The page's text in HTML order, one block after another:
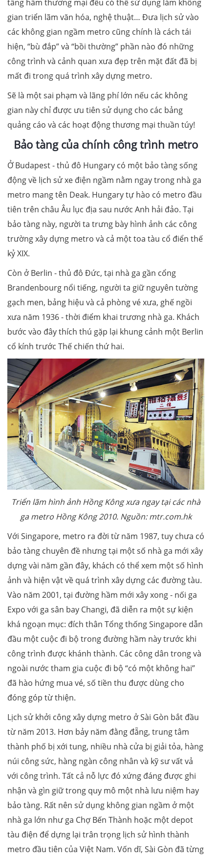
tầng hầm thương mại đều có thể sử dụng làm không
gian triển lãm văn hóa, nghệ thuật… Đưa lịch sử vào
các không gian ngầm metro cũng chính là cách tái
hiện, “bù đắp” và “bồi thường” phần nào đó những
công trình và cảnh quan xưa đẹp trên mặt đất đã bị
mất đi trong quá trình xây dựng metro.
Sẽ là một sai phạm và lãng phí lớn nếu các không
gian này chỉ được ưu tiên sử dụng cho các bảng
quảng cáo và các hoạt động thương mại thuần túy!
Bảo tàng của chính công trình metro
Ở Budapest - thủ đô Hungary có một bảo tàng sống
động về lịch sử xe điện ngầm nằm ngay trong nhà ga
metro mang tên Deak. Hungary tự hào có metro đầu
tiên trên châu Âu lục địa sau nước Anh hải đảo. Tại
bảo tàng này, người ta trưng bày hình ảnh các công
trường xây dựng metro và cả một toa tàu cổ điển thế
kỷ XIX.
Còn ở Berlin - thủ đô Đức, tại nhà ga gần cổng
Brandenbourg nổi tiếng, người ta giữ nguyên tường
gạch men, bảng hiệu và cả phòng vé xưa, ghế ngồi
xưa năm 1936 - thời điểm khai trương nhà ga. Khách
bước vào đây thích thú gặp lại khung cảnh một Berlin
cổ kính trước Thế chiến thứ hai.
Triển lãm hình ảnh Hồng Kông xưa ngay tại các nhà
ga metro Hồng Kông 2010. Nguồn: mtr.com.hk
Với Singapore, metro ra đời từ năm 1987, tuy chưa có
bảo tàng chuyên đề nhưng tại một số nhà ga mới xây
dựng vài năm gần đây, khách có thể xem một số hình
ảnh và hiện vật về quá trình xây dựng các đường tàu.
Vào năm 2001, tại đường hầm mới xây xong - nối ga
Expo với ga sân bay Changi, đã diễn ra một sự kiện
khá ngoạn mục: đích thân Tổng thống Singapore dẫn
đầu một cuộc đi bộ trong đường hầm này trước khi
công trình được khánh thành. Các công dân trong và
ngoài nước tham gia cuộc đi bộ “có một không hai”
đã hào hứng mua vé, số tiền thu được dùng cho
đóng góp từ thiện.
Lịch sử khởi công xây dựng metro ở Sài Gòn bắt đầu
từ năm 2013. Hơn bảy năm đằng đẵng, trung tâm
thành phố bị xới tung, nhiều nhà cửa bị giải tỏa, hàng
núi công sức, hàng ngàn công nhân và kỹ sư vất vả
với công trình. Tất cả nỗ lực đó xứng đáng được ghi
nhận và gìn giữ trong quy mô một nhà lưu niệm hay
bảo tàng. Rất nên sử dụng không gian ngầm ở một
nhà ga lớn như ga Chợ Bến Thành hoặc một depot
tàu điện để dựng lại trân trọng lịch sử hình thành
metro đầu tiên của Việt Nam. Vốn dĩ, Sài Gòn đã từng